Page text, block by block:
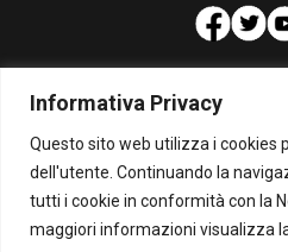
Informativa Privacy
Questo sito web utilizza i cookies
dell'utente. Continuando la
tutti i cookie in conformità con la
maggiori informazioni visualizza
Per la